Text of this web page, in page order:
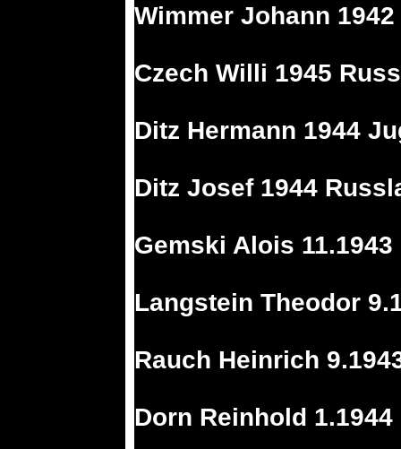
Wimmer Johann
Czech Willi 1945
Ditz Hermann 1944
Ditz Josef 1944
Gemski Alois
Langstein Theodor
Rauch Heinrich
Dorn Reinhold